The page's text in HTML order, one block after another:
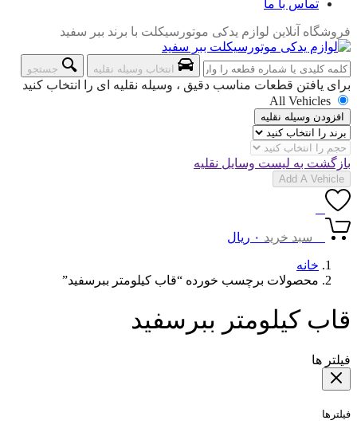
تماس با ما
فروشگاه آنلاین لوازم یدکی موتورسیکلت با برند ببر سفید
انتخاب وسیله نقلیه جستجو
برای یافتن قطعات مناسب دقیق ، وسیله نقلیه ای را انتخاب کنید
All Vehicles
افزودن وسیله نقلیه
بازگشت به لیست وسایل نقلیه
Add A Vehicle
سبد خرید ۰ ریال
خانه
محصولات برچسب خورده “قاب کیلومتر ببرسفید”
قاب کیلومتر ببرسفید
فیلتر ها
فیلترها